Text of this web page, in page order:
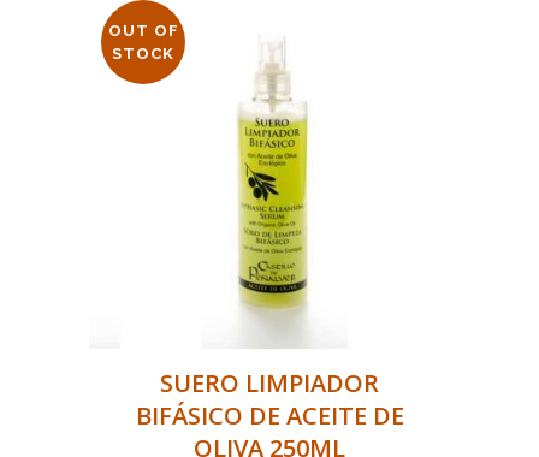
SUERO LIMPIADOR
BIFÁSICO DE ACEITE DE
OLIVA 250ML
OUT OF
STOCK